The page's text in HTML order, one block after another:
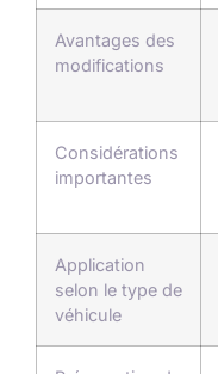
Avantages des
modifications
Considérations
importantes
Application
selon le type de
véhicule